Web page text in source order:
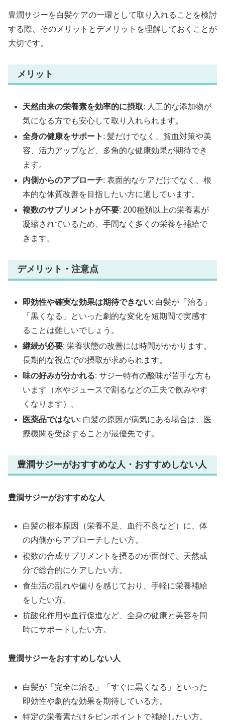
豊潤サジーを白髪ケアの一環として取り入れることを検討
する際、そのメリットとデメリットを理解しておくことが
大切です。
メリット
天然由来の栄養素を効率的に摂取: 人工的な添加物が
気になる方でも安心して取り入れられます。
全身の健康をサポート : 髪だけでなく、貧血対策や美
容、活力アップなど、多角的な健康効果が期待でき
ます。
内側からのアプローチ: 表面的なケアだけでなく、根
本的な体質改善を目指したい方に適しています。
複数のサプリメントが不要: 200種類以上の栄養素が
凝縮されているため、手間なく多くの栄養を補給で
きます。
デメリット・注意点
即効性や確実な効果は期待できない: 白髪が「治る」
「黒くなる」といった劇的な変化を短期間で実感す
ることは難しいでしょう。
継続が必要: 栄養状態の改善には時間がかかります。
長期的な視点での摂取が求められます。
味の好みが分かれる: サジー特有の酸味が苦手な方も
います（水やジュースで割るなどの工夫で飲みやす
くなります）。
医薬品ではない: 白髪の原因が病気にある場合は、医
療機関を受診することが最優先です。
豊潤サジーがおすすめな人・おすすめしない人
豊潤サジーがおすすめな人
白髪の根本原因（栄養不足、血行不良など）に、体
の内側からアプローチしたい方。
複数の合成サプリメントを摂るのが面倒で、天然成
分で総合的にケアしたい方。
食生活の乱れや偏りを感じており、手軽に栄養補給
をしたい方。
抗酸化作用や血行促進など、全身の健康と美容を同
時にサポートしたい方。
豊潤サジーをおすすめしない人
白髪が「完全に治る」「すぐに黒くなる」といった
即効性や劇的な効果を期待している方。
特定の栄養素だけをピンポイントで補給したい方。